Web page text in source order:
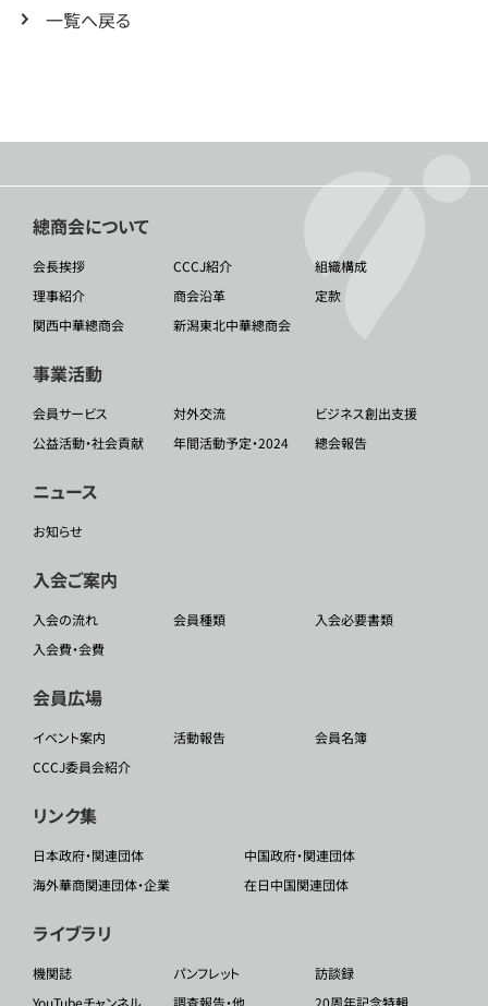
一覧へ戻る
總商会について
会長挨拶 CCCJ紹介
組織構成
理事紹介
商会沿革
定款
関西中華總商会
新潟東北中華總商会
事業活動
会員サービス 対外交流
ビジネス創出支援
公益活動・社会貢献
年間活動予定・2024 總会報告
ニュース
お知らせ
入会ご案内
入会の流れ 会員種類
入会必要書類
入会費・会費
会員広場
イベント案内 活動報告
会員名簿
CCCJ委員会紹介
リンク集
日本政府・関連団体
中国政府・関連団体
海外華商関連団体・企業
在日中国関連団体
ライブラリ
機関誌 パンフレット
訪談録
YouTubeチャンネル
調査報告・他 20周年記念特輯